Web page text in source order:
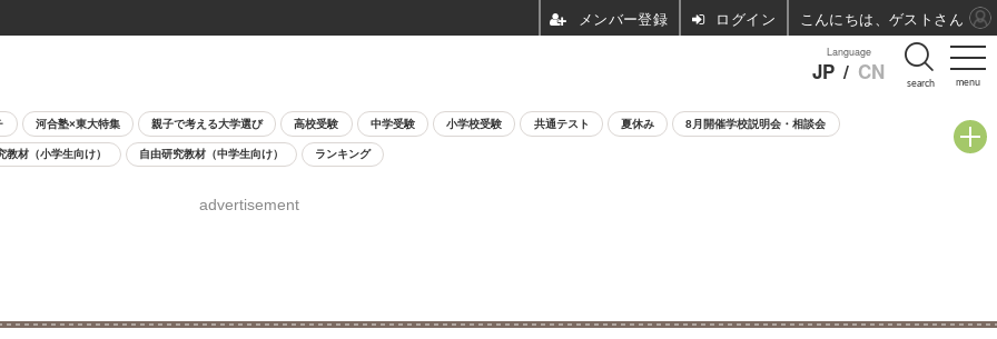
menu
Language
JP / CN search
河合塾×東大特集 親子で考える大学選び 高校受験 中学受験 小学校受験 共通テスト 夏休み 8月開催学校説明会・相談会
教材（小学生向け） 自由研究教材（中学生向け） ランキング
advertisement
ログイン こんにちは、ゲストさん